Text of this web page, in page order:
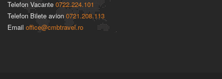
Telefon Vacante 0722.224.101
Telefon Bilete avion0721.208.113
Email office@cmbtravel.ro